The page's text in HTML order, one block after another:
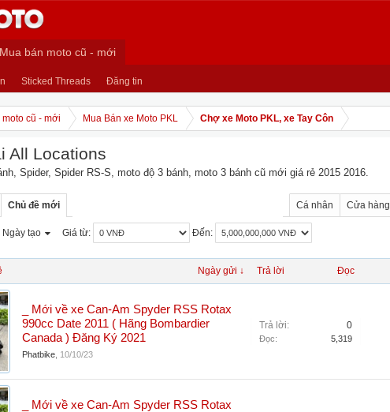
Mua bán moto cũ - mới
Sticked Threads Đăng tin
moto cũ - mới Mua Bán xe Moto PKL Chợ xe Moto PKL, xe Tay Côn
All Locations
Spider, Spider RS-S, moto độ 3 bánh, moto 3 bánh cũ mới giá rẻ 2015 2016.
Chủ đề mới Cá nhân Cửa hàng
Ngày tạo Giá từ: Đến:
Ngày gửi ↓ Trả lời Đọc
_ Mới về xe Can-Am Spyder RSS Rotax
990cc Date 2011 ( Hãng Bombardier
Canada ) Đăng Ký 2021
Phatbike 10/10/23
Trả lời: 0
Đọc: 5,319
_ Mới về xe Can-Am Spyder RSS Rotax